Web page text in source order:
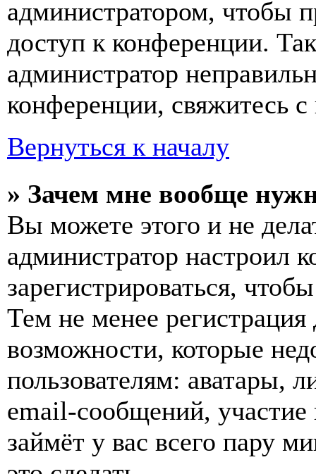
администратором, чтобы
доступ к конференции.
администратор
конференции, свяжитесь
Вернуться к началу
» Зачем мне вообще
Вы можете этого и не
администратор
зарегистрироваться,
Тем не менее
возможности, которые
пользователям: аватары,
email-сообщений, участие
займёт у вас всего пару